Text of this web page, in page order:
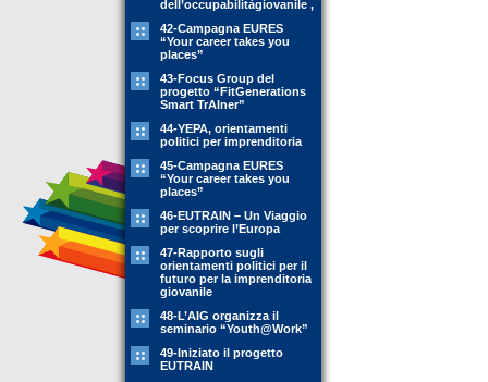
dell’occupabilitàgiovanile ,
42-Campagna EURES
“Your career takes you
places”
43-Focus Group del
progetto “FitGenerations
Smart TrAIner”
44-YEPA, orientamenti
politici per imprenditoria
45-Campagna EURES
“Your career takes you
places”
46-EUTRAIN – Un Viaggio
per scoprire l’Europa
47-Rapporto sugli
orientamenti politici per il
futuro per la imprenditoria
giovanile
48-L’AIG organizza il
seminario “Youth@Work”
49-Iniziato il progetto
EUTRAIN